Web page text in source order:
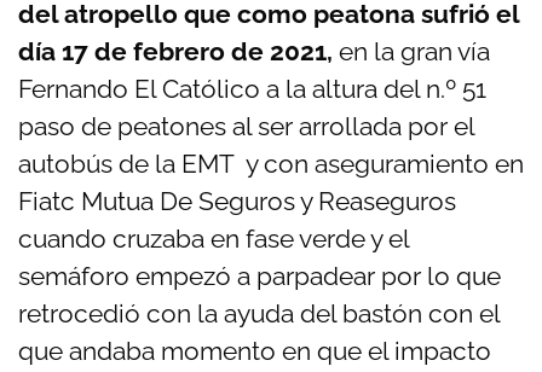
del atropello que como peatona sufrió el
día 17 de febrero de 2021, en la gran vía
Fernando El Católico a la altura del n.º 51
paso de peatones al ser arrollada por el
autobús de la EMT y con aseguramiento en
Fiatc Mutua De Seguros y Reaseguros
cuando cruzaba en fase verde y el
semáforo empezó a parpadear por lo que
retrocedió con la ayuda del bastón con el
que andaba momento en que el impacto